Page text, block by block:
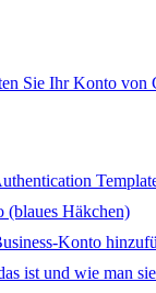
Sie Ihr Konto von
(blaues Häkchen)
Konto
ist und wie man